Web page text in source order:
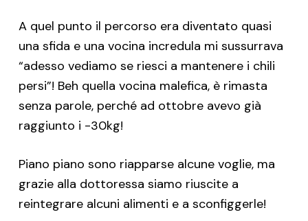
A quel punto il percorso era diventato quasi
una sfida e una vocina incredula mi sussurrava
“adesso vediamo se riesci a mantenere i chili
persi”! Beh quella vocina malefica, è rimasta
senza parole, perché ad ottobre avevo già
raggiunto i -30kg!
Piano piano sono riapparse alcune voglie, ma
grazie alla dottoressa siamo riuscite a
reintegrare alcuni alimenti e a sconfiggerle!